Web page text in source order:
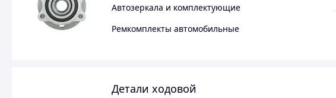
Автозеркала и комплектующие
Ремкомплекты автомобильные
Детали ходовой